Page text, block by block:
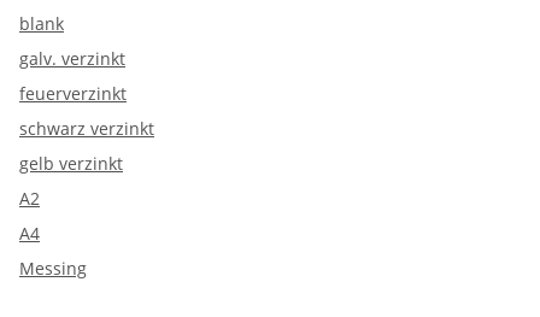
blank
galv. verzinkt
feuerverzinkt
schwarz verzinkt
gelb verzinkt
A2
A4
Messing